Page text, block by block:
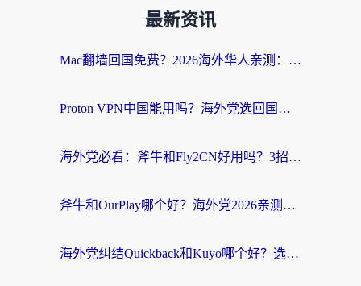
最新资讯
Mac翻墙回国免费？2026海外华人亲测：从CCTV5直播到国内APP，这样选加速器才靠谱
Proton VPN中国能用吗？海外党选回国加速器的避坑指南（附番茄加速器实测）
海外党必看：斧牛和Fly2CN好用吗？3招教你选对回国加速器（附免费试用攻略）
斧牛和OurPlay哪个好？海外党2026亲测：选对加速器，国内资源秒加载
海外党纠结Quickback和Kuyo哪个好？选对回国加速器才能无缝刷国内资源